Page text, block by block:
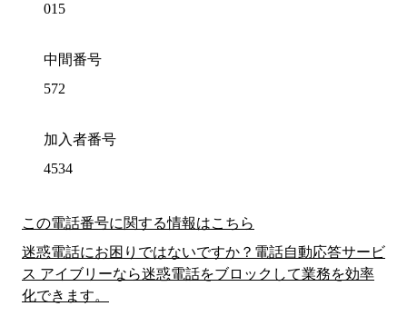
015
中間番号
572
加入者番号
4534
この電話番号に関する情報はこちら
迷惑電話にお困りではないですか？電話自動応答サービ
ス アイブリーなら迷惑電話をブロックして業務を効率
化できます。